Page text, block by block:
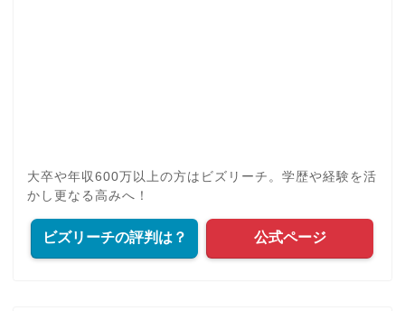
大卒や年収600万以上の方はビズリーチ。学歴や経験を活
かし更なる高みへ！
ビズリーチの評判は？ 公式ページ